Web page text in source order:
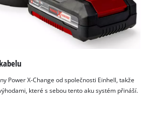
Power X-Change od společnosti Einhell, takže
které s sebou tento aku systém přináší.